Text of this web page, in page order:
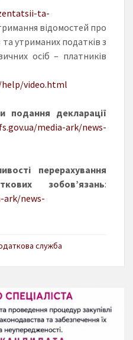
ta-
відомостей про
утриманих податків з
осіб – платників
video.html
подання декларації
media-ark/news-
перерахування
зобов’язань:
ark/news-
служба